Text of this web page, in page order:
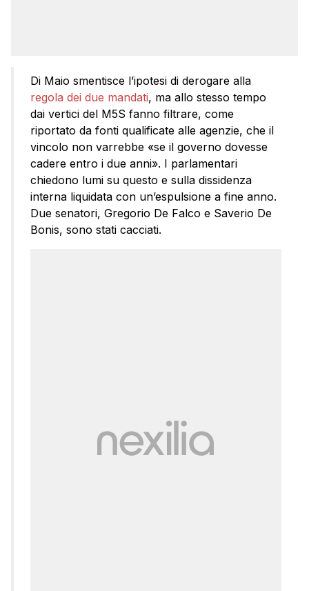
Di Maio smentisce l’ipotesi di derogare alla
regola dei due mandati, ma allo stesso tempo
dai vertici del M5S fanno filtrare, come
riportato da fonti qualificate alle agenzie, che il
vincolo non varrebbe «se il governo dovesse
cadere entro i due anni». I parlamentari
chiedono lumi su questo e sulla dissidenza
interna liquidata con un’espulsione a fine anno.
Due senatori, Gregorio De Falco e Saverio De
Bonis, sono stati cacciati.